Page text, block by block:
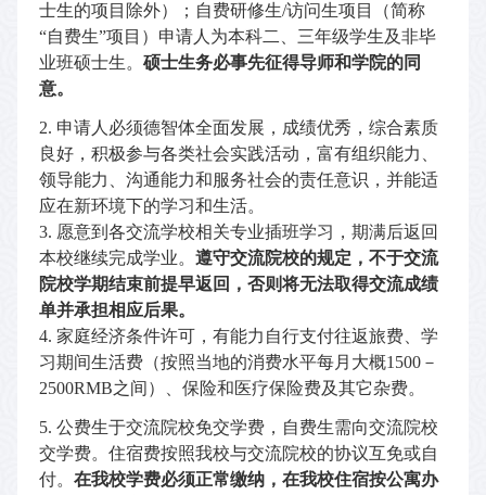
士生的项目除外）；自费研修生/访问生项目（简称
“自费生”项目）申请人为本科二、三年级学生及非毕
业班硕士生。 硕士生务必事先征得导师和学院的同
意。
2. 申请人必须德智体全面发展，成绩优秀，综合素质
良好，积极参与各类社会实践活动，富有组织能力、
领导能力、沟通能力和服务社会的责任意识，并能适
应在新环境下的学习和生活。
3. 愿意到各交流学校相关专业插班学习，期满后返回
本校继续完成学业。 遵守交流院校的规定，不于交流
院校学期结束前提早返回，否则将无法取得交流成绩
单并承担相应后果。
4. 家庭经济条件许可，有能力自行支付往返旅费、学
习期间生活费（按照当地的消费水平每月大概1500 －
2500RMB之间）、保险和医疗保险费及其它杂费。
5. 公费生于交流院校免交学费，自费生需向交流院校
交学费。住宿费按照我校与交流院校的协议互免或自
付。 在我校学费必须正常缴纳，在我校住宿按公寓办